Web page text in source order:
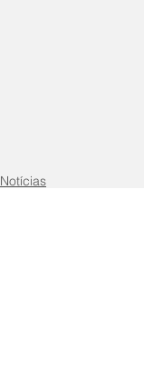
Notícias